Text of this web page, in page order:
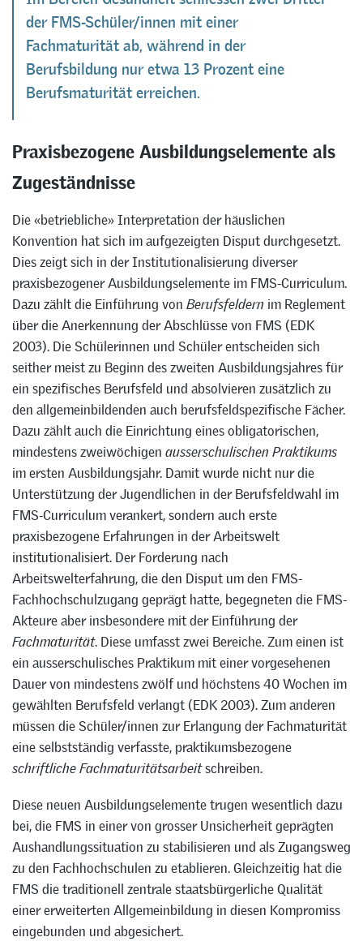
der FMS-Schüler/innen mit einer
Fachmaturität ab, während in der
Berufsbildung nur etwa 13 Prozent eine
Berufsmaturität erreichen.
Praxisbezogene Ausbildungselemente als
Zugeständnisse
Die «betriebliche» Interpretation der häuslichen
Konvention hat sich im aufgezeigten Disput durchgesetzt.
Dies zeigt sich in der Institutionalisierung diverser
praxisbezogener Ausbildungselemente im FMS-Curriculum.
Dazu zählt die Einführung von Berufsfeldern im Reglement
über die Anerkennung der Abschlüsse von FMS (EDK
2003). Die Schülerinnen und Schüler entscheiden sich
seither meist zu Beginn des zweiten Ausbildungsjahres für
ein spezifisches Berufsfeld und absolvieren zusätzlich zu
den allgemeinbildenden auch berufsfeldspezifische Fächer.
Dazu zählt auch die Einrichtung eines obligatorischen,
mindestens zweiwöchigen ausserschulischen Praktikums
im ersten Ausbildungsjahr. Damit wurde nicht nur die
Unterstützung der Jugendlichen in der Berufsfeldwahl im
FMS-Curriculum verankert, sondern auch erste
praxisbezogene Erfahrungen in der Arbeitswelt
institutionalisiert. Der Forderung nach
Arbeitswelterfahrung, die den Disput um den FMS-
Fachhochschulzugang geprägt hatte, begegneten die FMS-
Akteure aber insbesondere mit der Einführung der
Fachmaturität. Diese umfasst zwei Bereiche. Zum einen ist
ein ausserschulisches Praktikum mit einer vorgesehenen
Dauer von mindestens zwölf und höchstens 40 Wochen im
gewählten Berufsfeld verlangt (EDK 2003). Zum anderen
müssen die Schüler/innen zur Erlangung der Fachmaturität
eine selbstständig verfasste, praktikumsbezogene
schriftliche Fachmaturitätsarbeitschreiben.
Diese neuen Ausbildungselemente trugen wesentlich dazu
bei, die FMS in einer von grosser Unsicherheit geprägten
Aushandlungssituation zu stabilisieren und als Zugangsweg
zu den Fachhochschulen zu etablieren. Gleichzeitig hat die
FMS die traditionell zentrale staatsbürgerliche Qualität
einer erweiterten Allgemeinbildung in diesen Kompromiss
eingebunden und abgesichert.